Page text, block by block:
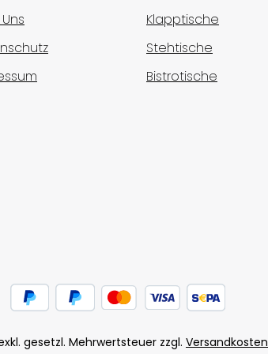
Klapptische
Stehtische
Bistrotische
gesetzl. Mehrwertsteuer zzgl. Versandkosten